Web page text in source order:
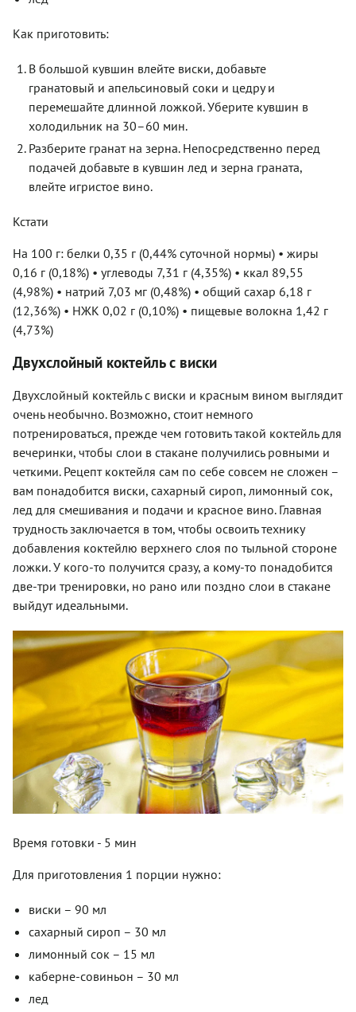
Как приготовить:
В большой кувшин влейте виски, добавьте
гранатовый и апельсиновый соки и цедру и
перемешайте длинной ложкой. Уберите кувшин в
холодильник на 30–60 мин.
Разберите гранат на зерна. Непосредственно перед
подачей добавьте в кувшин лед и зерна граната,
влейте игристое вино.
Кстати
На 100 г: белки 0,35 г (0,44% суточной нормы) • жиры
0,16 г (0,18%) • углеводы 7,31 г (4,35%) • ккал 89,55
(4,98%) • натрий 7,03 мг (0,48%) • общий сахар 6,18 г
(12,36%) • НЖК 0,02 г (0,10%) • пищевые волокна 1,42 г
(4,73%)
Двухслойный коктейль с виски
Двухслойный коктейль с виски и красным вином выглядит
очень необычно. Возможно, стоит немного
потренироваться, прежде чем готовить такой коктейль для
вечеринки, чтобы слои в стакане получились ровными и
четкими. Рецепт коктейля сам по себе совсем не сложен –
вам понадобится виски, сахарный сироп, лимонный сок,
лед для смешивания и подачи и красное вино. Главная
трудность заключается в том, чтобы освоить технику
добавления коктейлю верхнего слоя по тыльной стороне
ложки. У кого-то получится сразу, а кому-то понадобится
две-три тренировки, но рано или поздно слои в стакане
выйдут идеальными.
Время готовки - 5 мин
Для приготовления 1 порции нужно:
виски – 90 мл
сахарный сироп – 30 мл
лимонный сок – 15 мл
каберне-совиньон – 30 мл
лед